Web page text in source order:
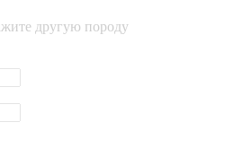
другую породу